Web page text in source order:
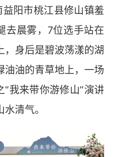
阳市桃江县修山镇羞
去晨雾，7位选手站在
，身后是碧波荡漾的湖
油油的青草地上，一场
“我来带你游修山”演讲
清气。